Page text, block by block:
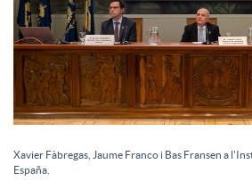
a
l
s
Xavier Fàbregas, Jaume Franco i Bas Fransen a
España.